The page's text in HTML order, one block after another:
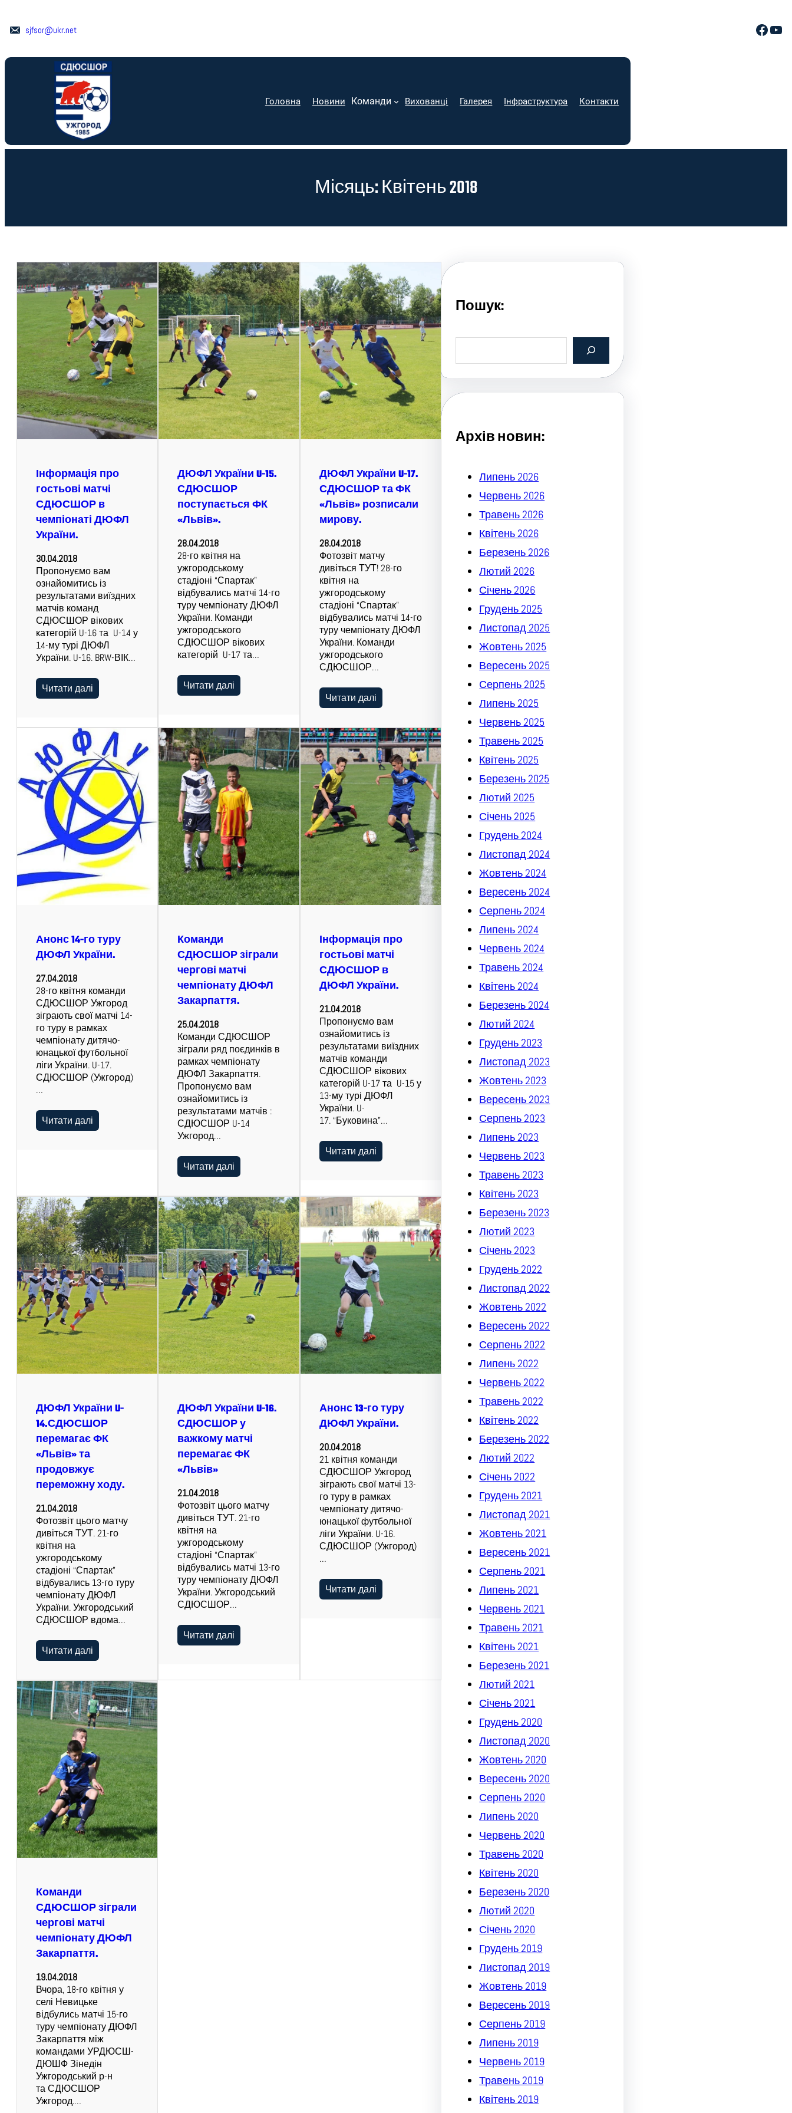
вмістуsjfsor@ukr.net Facebook YouTube
Головна Новини Команди Вихованці Галерея Інфраструктура Контакти
Місяць:Квітень 2018
Інформація про
гостьові матчі
СДЮСШОР в
чемпіонаті ДЮФЛ
України.
30.04.2018
Пропонуємо вам
ознайомитись із
результатами виїздних
матчів команд
СДЮСШОР вікових
категорій U-16 та U-14 у
14-му турі ДЮФЛ
України. U-16. BRW-ВІК…
Читати далі
ДЮФЛ України U-15.
СДЮСШОР
поступається ФК
«Львів».
28.04.2018
28-го квітня на
ужгородському
стадіоні “Спартак”
відбувались матчі 14-го
туру чемпіонату ДЮФЛ
України. Команди
ужгородського
СДЮСШОР вікових
категорій U-17 та…
Читати далі
ДЮФЛ України U-17.
СДЮСШОР та ФК
«Львів» розписали
мирову.
28.04.2018
Фотозвіт матчу
дивіться ТУТ! 28-го
квітня на
ужгородському
стадіоні “Спартак”
відбувались матчі 14-го
туру чемпіонату ДЮФЛ
України. Команди
ужгородського
СДЮСШОР…
Читати далі
Анонс 14-го туру
ДЮФЛ України.
27.04.2018
28-го квітня команди
СДЮСШОР Ужгород
зіграють свої матчі 14-
го туру в рамках
чемпіонату дитячо-
юнацької футбольної
ліги України. U-17.
СДЮСШОР (Ужгород)
…
Читати далі
Команди
СДЮСШОР зіграли
чергові матчі
чемпіонату ДЮФЛ
Закарпаття.
25.04.2018
Команди СДЮСШОР
зіграли ряд поєдинків в
рамках чемпіонату
ДЮФЛ Закарпаття.
Пропонуємо вам
ознайомитись із
результатами матчів :
СДЮСШОР U-14
Ужгород…
Читати далі
Інформація про
гостьові матчі
СДЮСШОР в
ДЮФЛ України.
21.04.2018
Пропонуємо вам
ознайомитись із
результатами виїздних
матчів команди
СДЮСШОР вікових
категорій U-17 та U-15 у
13-му турі ДЮФЛ
України. U-
17. “Буковина”…
Читати далі
ДЮФЛ України U-
14.СДЮСШОР
перемагає ФК
«Львів» та
продовжує
переможну ходу.
21.04.2018
Фотозвіт цього матчу
дивіться ТУТ. 21-го
квітня на
ужгородському
стадіоні “Спартак”
відбувались 13-го туру
чемпіонату ДЮФЛ
України. Ужгородський
СДЮСШОР вдома…
Читати далі
ДЮФЛ України U-16.
СДЮСШОР у
важкому матчі
перемагає ФК
«Львів»
21.04.2018
Фотозвіт цього матчу
дивіться ТУТ. 21-го
квітня на
ужгородському
стадіоні “Спартак”
відбувались матчі 13-го
туру чемпіонату ДЮФЛ
України. Ужгородський
СДЮСШОР…
Читати далі
Анонс 13-го туру
ДЮФЛ України.
20.04.2018
21 квітня команди
СДЮСШОР Ужгород
зіграють свої матчі 13-
го туру в рамках
чемпіонату дитячо-
юнацької футбольної
ліги України. U-16.
СДЮСШОР (Ужгород)
…
Читати далі
Команди
СДЮСШОР зіграли
чергові матчі
чемпіонату ДЮФЛ
Закарпаття.
19.04.2018
Вчора, 18-го квітня у
селі Невицьке
відбулись матчі 15-го
туру чемпіонату ДЮФЛ
Закарпаття між
командами УРДЮСШ-
ДЮШФ Зінедін
Ужгородський р-н
та СДЮСШОР
Ужгород.…
Пошук:
a
c
Архів новин:
Липень 2026
Червень 2026
Травень 2026
Квітень 2026
Березень 2026
Лютий 2026
Січень 2026
Грудень 2025
Листопад 2025
Жовтень 2025
Вересень 2025
Серпень 2025
Липень 2025
Червень 2025
Травень 2025
Квітень 2025
Березень 2025
Лютий 2025
Січень 2025
Грудень 2024
Листопад 2024
Жовтень 2024
Вересень 2024
Серпень 2024
Липень 2024
Червень 2024
Травень 2024
Квітень 2024
Березень 2024
Лютий 2024
Грудень 2023
Листопад 2023
Жовтень 2023
Вересень 2023
Серпень 2023
Липень 2023
Червень 2023
Травень 2023
Квітень 2023
Березень 2023
Лютий 2023
Січень 2023
Грудень 2022
Листопад 2022
Жовтень 2022
Вересень 2022
Серпень 2022
Липень 2022
Червень 2022
Травень 2022
Квітень 2022
Березень 2022
Лютий 2022
Січень 2022
Грудень 2021
Листопад 2021
Жовтень 2021
Вересень 2021
Серпень 2021
Липень 2021
Червень 2021
Травень 2021
Квітень 2021
Березень 2021
Лютий 2021
Січень 2021
Грудень 2020
Листопад 2020
Жовтень 2020
Вересень 2020
Серпень 2020
Липень 2020
Червень 2020
Травень 2020
Квітень 2020
Березень 2020
Лютий 2020
Січень 2020
Грудень 2019
Листопад 2019
Жовтень 2019
Вересень 2019
Серпень 2019
Липень 2019
Червень 2019
Травень 2019
Квітень 2019